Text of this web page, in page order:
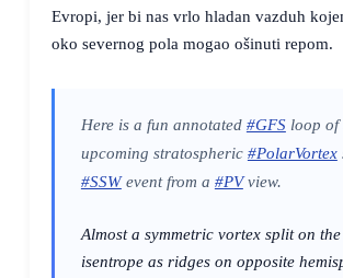
Evropi, jer bi nas vrlo hladan vazduh
oko severnog pola mogao ošinuti repom.
Here is a fun annotated #GFSloop of
upcoming stratospheric #PolarVortex
#SSWevent from a #PVview.
Almost a symmetric vortex split on
isentrope as ridges on opposite